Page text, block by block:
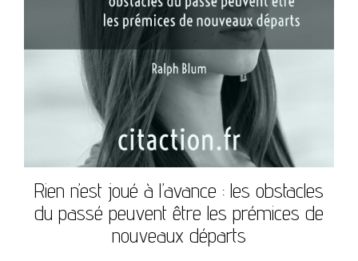
Rien n’est joué à l’avance : les obstacles
du passé peuvent être les prémices de
nouveaux départs